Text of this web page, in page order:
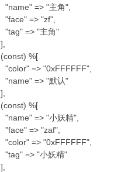
"name" => "主角",
"face" => "zf",
"tag" => "主角"
],
(const) %[
"color" => "0xFFFFFF",
"name" => "默认"
],
(const) %[
"name" => "小妖精",
"face" => "zaf",
"color" => "0xFFFFFF",
"tag" => "小妖精"
],